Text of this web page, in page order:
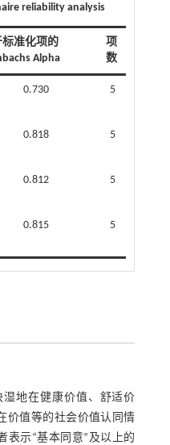
reliability analysis
标准化项的
Alpha
项
数
0.730 5
0.818 5
0.812 5
0.815 5
湿地在健康价值、舒适价
价值等的社会价值认同情
表示“基本同意”及以上的